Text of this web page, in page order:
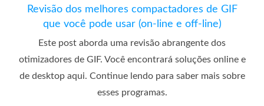
Revisão dos melhores compactadores de GIF
que você pode usar (on-line e off-line)
Este post aborda uma revisão abrangente dos
otimizadores de GIF. Você encontrará soluções online e
de desktop aqui. Continue lendo para saber mais sobre
esses programas.